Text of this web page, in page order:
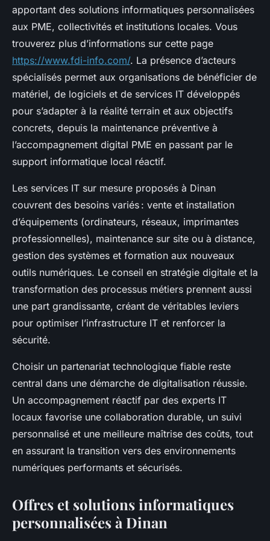
apportant des solutions informatiques personnalisées
aux PME, collectivités et institutions locales. Vous
trouverez plus d’informations sur cette page
https://www.fdi-info.com/. La présence d’acteurs
spécialisés permet aux organisations de bénéficier de
matériel, de logiciels et de services IT développés
pour s’adapter à la réalité terrain et aux objectifs
concrets, depuis la maintenance préventive à
l’accompagnement digital PME en passant par le
support informatique local réactif.
Les services IT sur mesure proposés à Dinan
couvrent des besoins variés : vente et installation
d’équipements (ordinateurs, réseaux, imprimantes
professionnelles), maintenance sur site ou à distance,
gestion des systèmes et formation aux nouveaux
outils numériques. Le conseil en stratégie digitale et la
transformation des processus métiers prennent aussi
une part grandissante, créant de véritables leviers
pour optimiser l’infrastructure IT et renforcer la
sécurité.
Choisir un partenariat technologique fiable reste
central dans une démarche de digitalisation réussie.
Un accompagnement réactif par des experts IT
locaux favorise une collaboration durable, un suivi
personnalisé et une meilleure maîtrise des coûts, tout
en assurant la transition vers des environnements
numériques performants et sécurisés.
Offres et solutions informatiques
personnalisées à Dinan